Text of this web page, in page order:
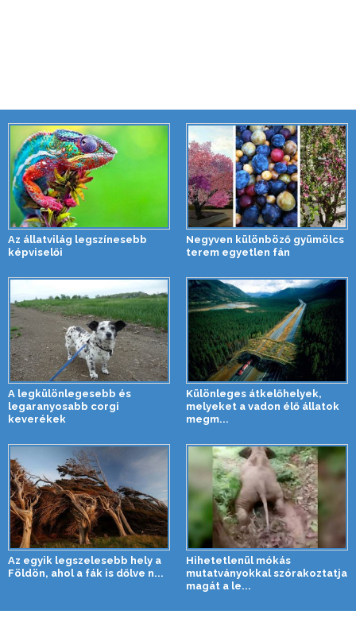
Az állatvilág legszínesebb
képviselői
Negyven különböző gyümölcs
terem egyetlen fán
A legkülönlegesebb és
legaranyosabb corgi
keverékek
Különleges átkelőhelyek,
melyeket a vadon élő állatok
megm...
Az egyik legszelesebb hely a
Földön, ahol a fák is dőlve n...
Hihetetlenül mókás
mutatványokkal szórakoztatja
magát a le...